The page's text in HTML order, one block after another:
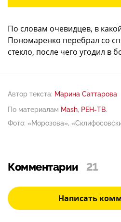
По словам очевидцев, в
Пономаренко перебрал со
стекло, после чего угодил в
Автор текста: Марина Саттарова
По материалам Mash, РЕН-ТВ.
Фото: «Морозова»,
Комментарии 21
Написать